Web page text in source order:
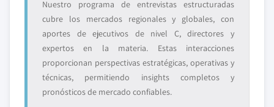
Nuestro programa de entrevistas estructuradas
cubre los mercados regionales y globales, con
aportes de ejecutivos de nivel C, directores y
expertos en la materia. Estas interacciones
proporcionan perspectivas estratégicas, operativas y
técnicas, permitiendo insights completos y
pronósticos de mercado confiables.